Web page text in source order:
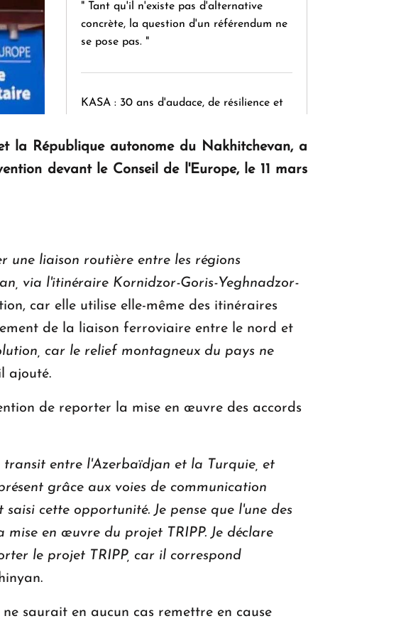
" Tant qu'il n'existe pas d'alternative
concrète, la question d'un référendum ne
se pose pas. "
KASA : 30 ans d'audace, de résilience et
la République autonome du Nakhitchevan, a
devant le Conseil de l'Europe, le 11 mars
une liaison routière entre les régions
via l'itinéraire Kornidzor-Goris-Yeghnadzor-
car elle utilise elle-même des itinéraires
de la liaison ferroviaire entre le nord et
car le relief montagneux du pays ne
ajouté.
de reporter la mise en œuvre des accords
transit entre l'Azerbaïdjan et la Turquie, et
grâce aux voies de communication
cette opportunité. Je pense que l'une des
en œuvre du projet TRIPP. Je déclare
le projet TRIPP, car il correspond
saurait en aucun cas remettre en cause